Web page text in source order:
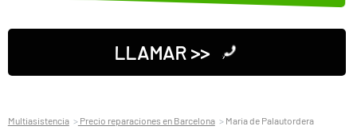
LLAMAR >>
Multiasistencia Precio reparaciones en Barcelona Maria de Palautordera